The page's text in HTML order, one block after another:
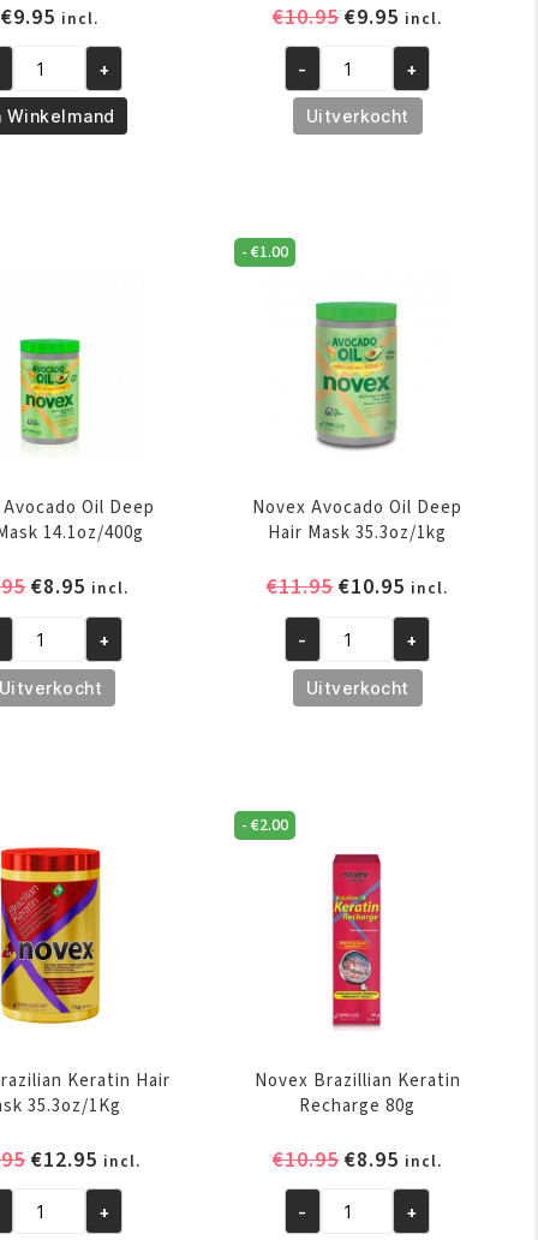
€9.95 incl.
+
Winkelmand
€10.95Oorspronkelijke
was:
€10.95.
€9.95 Huidige
prijs
is:
€9.95.
incl.
Motions
Natural
Textures
ml
- +
Uitverkocht
Oil Deep
14.1oz/400g
Oorspronkelijke
was:
€9.95.
€8.95 Huidige
prijs
is:
€8.95.
incl.
+
- €1.00
Novex Avocado Oil Deep
Hair Mask 35.3oz/1kg
€11.95Oorspronkelijke
was:
€11.95.
€10.95 Huidige
prijs
is:
€10.95.
incl.
Novex
Avocado
Oil
35.3oz/1kg
aantal
- +
Uitverkocht
Keratin Hair
35.3oz/1Kg
Oorspronkelijke
was:
€12.95 Huidige
prijs
is:
incl.
+
- €2.00
Novex Brazillian Keratin
Recharge 80g
€10.95Oorspronkelijke
was:
€8.95 Huidige
prijs
is:
incl.
Novex
- +